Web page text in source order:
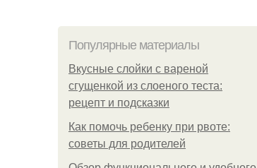
Популярные материалы
Вкусные слойки с вареной
сгущенкой из слоеного теста:
рецепт и подсказки
Как помочь ребенку при рвоте:
советы для родителей